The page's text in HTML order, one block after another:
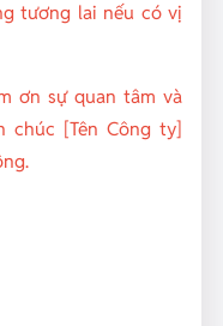
tương lai nếu có vị
ơn sự quan tâm và
chúc [Tên Công ty]